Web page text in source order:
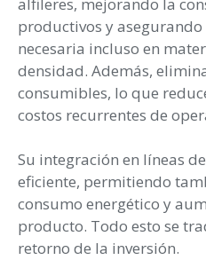
productivos y
necesaria incluso en
densidad. Además,
consumibles, lo que
costos recurrentes de
Su integración en líneas
eficiente, permitiendo
consumo energético y
producto. Todo esto se
retorno de la inversión.